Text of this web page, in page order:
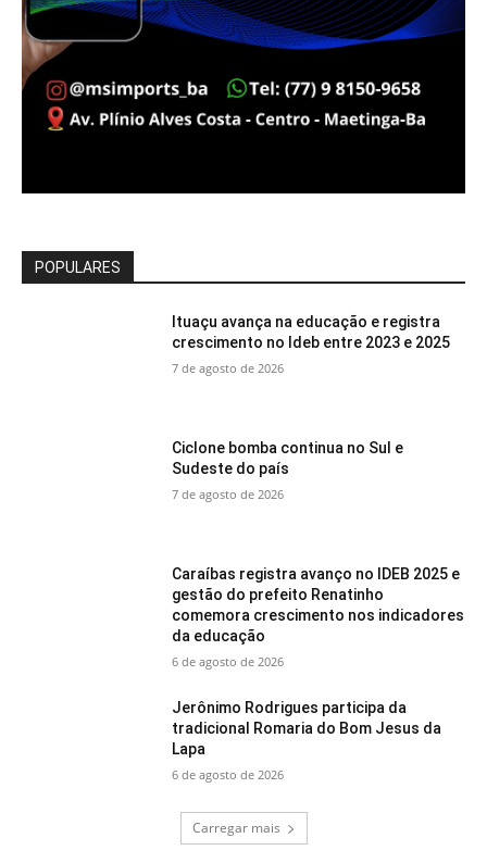
POPULARES
Ituaçu avança na educação e registra
crescimento no Ideb entre 2023 e 2025
7 de agosto de 2026
Ciclone bomba continua no Sul e
Sudeste do país
7 de agosto de 2026
Caraíbas registra avanço no IDEB 2025 e
gestão do prefeito Renatinho
comemora crescimento nos indicadores
da educação
6 de agosto de 2026
Jerônimo Rodrigues participa da
tradicional Romaria do Bom Jesus da
Lapa
6 de agosto de 2026
Carregar mais